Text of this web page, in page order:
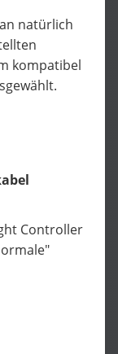
natürlich
kompatibel
Controller